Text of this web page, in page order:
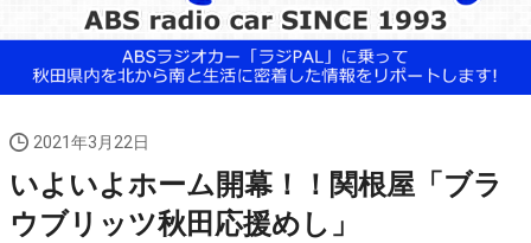
2021年3月22日
いよいよホーム開幕！！関根屋「ブラ
ウブリッツ秋田応援めし」